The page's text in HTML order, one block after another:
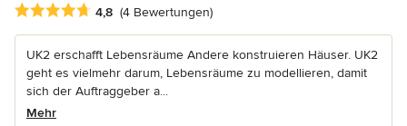
Durchschnittliche Bewertung: 4.8 von 5 Sternen
4,8 (4 Bewertungen)
UK2 erschafft Lebensräume Andere konstruieren Häuser. UK2
geht es vielmehr darum, Lebensräume zu modellieren, damit
sich der Auftraggeber a...
Mehr